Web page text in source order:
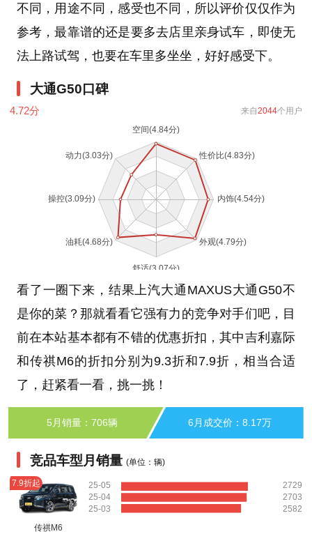
不同，用途不同，感受也不同，所以评价仅仅作为
参考，最靠谱的还是要多去店里亲身试车，即使无
法上路试驾，也要在车里多坐坐，好好感受下。
大通G50口碑
4.72分 来自2044个用户
看了一圈下来，结果上汽大通MAXUS大通G50不
是你的菜？那就看看它强有力的竞争对手们吧，目
前在本站基本都有不错的优惠折扣，其中吉利嘉际
和传祺M6的折扣分别为9.3折和7.9折，相当合适
了，赶紧看一看，挑一挑！
5月销量：706辆 6月成交价：8.17万
竞品车型月销量 (单位：辆)
7.9折起
传祺M6
25-05
25-04
25-03
2729
2703
2582